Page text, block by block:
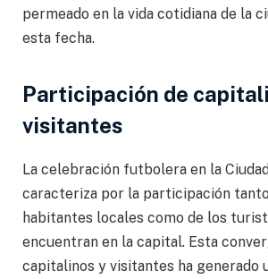
permeado en la vida cotidiana de la
esta fecha.
Participación de
visitantes
La celebración futbolera en la
caracteriza por la participación
habitantes locales como de los
encuentran en la capital. Esta
capitalinos y visitantes ha generado